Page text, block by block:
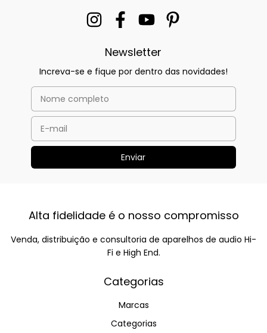
Newsletter
Increva-se e fique por dentro das novidades!
Alta fidelidade é o nosso compromisso
Venda, distribuição e consultoria de aparelhos de audio Hi-
Fi e High End.
Categorias
Marcas
Categorias